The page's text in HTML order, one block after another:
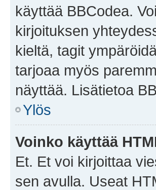
käyttää BBCodea.
kirjoituksen
kieltä, tagit
tarjoaa myös
näyttää. Lisätietoa
Ylös
Voinko käyttää
Et. Et voi kirjoittaa
sen avulla. Useat